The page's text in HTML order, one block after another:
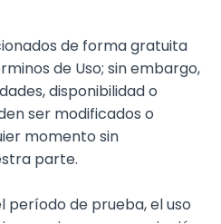
de forma gratuita
de Uso; sin embargo,
disponibilidad o
ser modificados o
momento sin
parte.
período de prueba, el uso